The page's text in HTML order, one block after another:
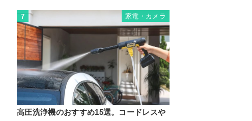
7 家電・カメラ
高圧洗浄機のおすすめ15選。コードレスや